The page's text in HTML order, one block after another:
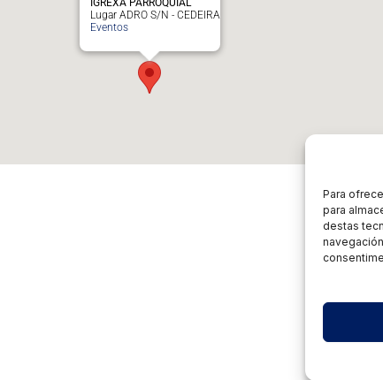
Para
para
destas
IGREXA PARROQUIAL
Lugar ADRO S/N - CEDEIRA
Eventos